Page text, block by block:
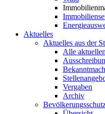
Aktuelles
Aktuelles aus der
Alle
Vergaben
Archiv